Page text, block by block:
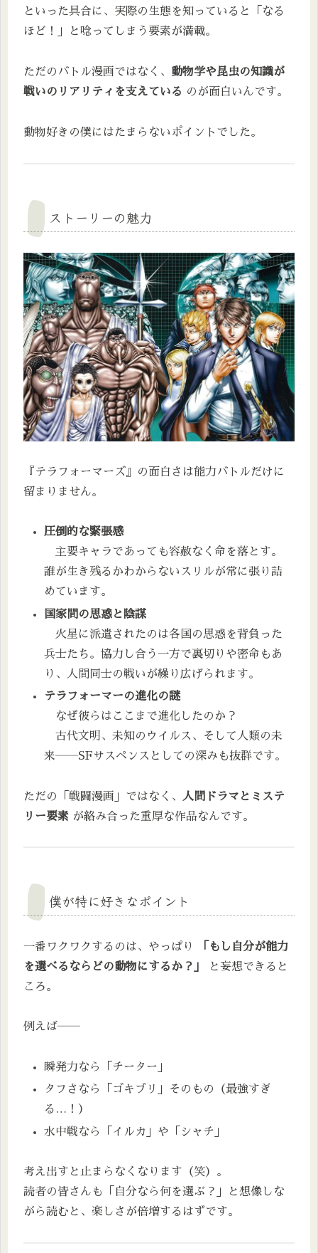
といった具合に、実際の生態を知っていると「なる
ほど！」と唸ってしまう要素が満載。
ただのバトル漫画ではなく、 動物学や昆虫の知識が
戦いのリアリティを支えている のが面白いんです。
動物好きの僕にはたまらないポイントでした。
ストーリーの魅力
『テラフォーマーズ』の面白さは能力バトルだけに
留まりません。
圧倒的な緊張感
主要キャラであっても容赦なく命を落とす。
誰が生き残るかわからないスリルが常に張り詰
めています。
国家間の思惑と陰謀
火星に派遣されたのは各国の思惑を背負った
兵士たち。協力し合う一方で裏切りや密命もあ
り、人間同士の戦いが繰り広げられます。
テラフォーマーの進化の謎
なぜ彼らはここまで進化したのか？
古代文明、未知のウイルス、そして人類の未
来――SFサスペンスとしての深みも抜群です。
ただの「戦闘漫画」ではなく、
人間ドラマとミステ
リー要素 が絡み合った重厚な作品なんです。
僕が特に好きなポイント
一番ワクワクするのは、やっぱり
「もし自分が能力
を選べるならどの動物にするか？」
と妄想できると
ころ。
例えば――
瞬発力なら「チーター」
タフさなら「ゴキブリ」そのもの（最強すぎ
る…！）
水中戦なら「イルカ」や「シャチ」
考え出すと止まらなくなります（笑）。
読者の皆さんも「自分なら何を選ぶ？」と想像しな
がら読むと、楽しさが倍増するはずです。